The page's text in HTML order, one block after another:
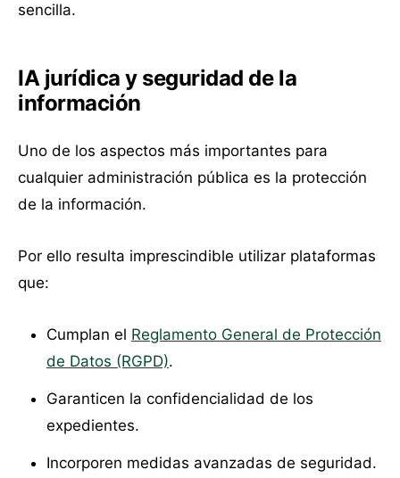
sencilla.
IA jurídica y seguridad de la
información
Uno de los aspectos más importantes para
cualquier administración pública es la protección
de la información.
Por ello resulta imprescindible utilizar plataformas
que:
Cumplan el Reglamento General de Protección
de Datos (RGPD).
Garanticen la confidencialidad de los
expedientes.
Incorporen medidas avanzadas de seguridad.